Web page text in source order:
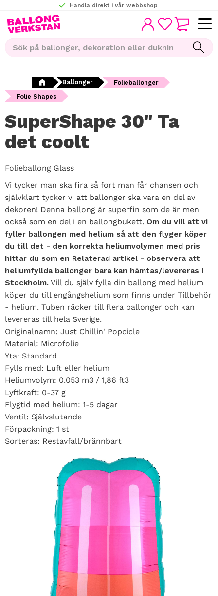
Meny
Handla direkt i vår webbshop
FAVORITER
KUNDVAGN
Ballonger
Folieballonger
Folie Shapes
SuperShape 30" Ta
det coolt
Folieballong Glass
Vi tycker man ska fira så fort man får chansen och
självklart tycker vi att ballonger ska vara en del av
dekoren! Denna ballong är superfin som de är men
också som en del i en ballongbukett. Om du vill att vi
fyller ballongen med helium så att den flyger köper
du till det - den korrekta heliumvolymen med pris
hittar du som en Relaterad artikel - observera att
heliumfyllda ballonger bara kan hämtas/levereras i
Stockholm. Vill du själv fylla din ballong med helium
köper du till engångshelium som finns under Tillbehör
- helium. Tuben räcker till flera ballonger och kan
levereras till hela Sverige.
Originalnamn: Just Chillin' Popcicle
Material: Microfolie
Yta: Standard
Fylls med: Luft eller helium
Heliumvolym: 0.053 m3 / 1,86 ft3
Lyftkraft: 0-37 g
Flygtid med helium: 1-5 dagar
Ventil: Självslutande
Förpackning: 1 st
Sorteras: Restavfall/brännbart